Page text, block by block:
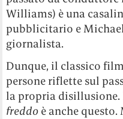
Williams) è una
pubblicitario e
giornalista.
Dunque, il classico
persone riflette sul
la propria disillusione.
freddo è anche